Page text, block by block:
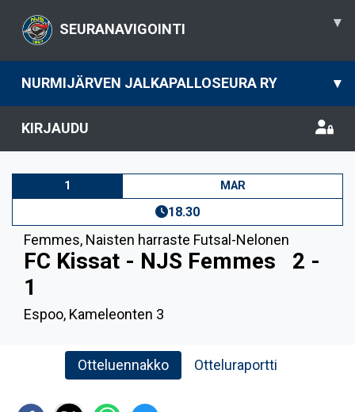
SEURANAVIGOINTI ▾
NURMIJÄRVEN JALKAPALLOSEURA RY ▾
KIRJAUDU
1 MAR
18.30
Femmes, Naisten harraste Futsal-Nelonen
FC Kissat - NJS Femmes
2 -
1
Espoo, Kameleonten 3
Otteluennakko Otteluraportti